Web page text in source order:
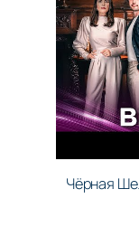
Чёрная